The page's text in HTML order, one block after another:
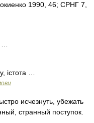
1990, 46; СРНГ 7,
істота …
исчезнуть, убежать
странный поступок.